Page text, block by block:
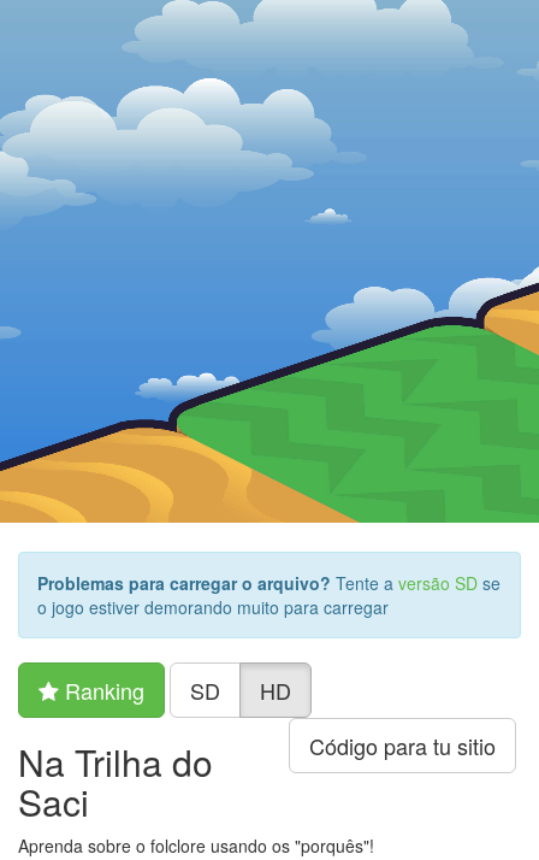
Problemas para carregar o arquivo? Tente a versão SD se
o jogo estiver demorando muito para carregar
Ranking SD
HD
Código para tu sitio
Na Trilha do
Saci
Aprenda sobre o folclore usando os "porquês"!